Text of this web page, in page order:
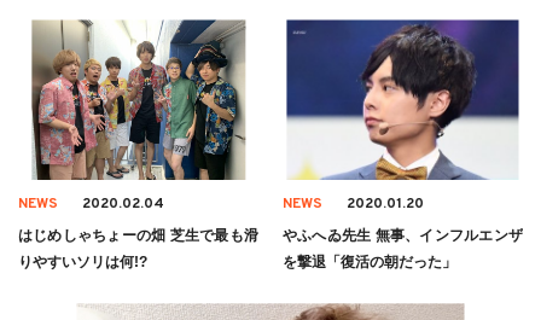
NEWS 2020.02.04
はじめしゃちょーの畑 芝生で最も滑
りやすいソリは何!?
NEWS 2020.01.20
やふへゐ先生 無事、インフルエンザ
を撃退「復活の朝だった」